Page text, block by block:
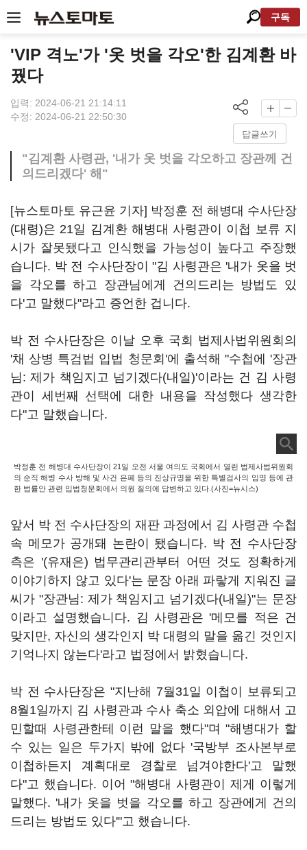
구독
'VIP 격노'가 '옷 벗을 각오'한 김계환 바
꿨다
입력: 2024-06-21 21:14:11
수정: 2024-06-21 22:50:30
답글쓰기
"김계환 사령관, '내가 옷 벗을 각오하고 장관께 건
의드리겠다' 해"
[뉴스토마토 유근윤 기자] 박정훈 전 해병대 수사단장
(대령)은 21일 김계환 해병대 사령관이 이첩 보류 지
시가 잘못됐다고 인식했을 가능성이 높다고 주장했
습니다. 박 전 수사단장이 "김 사령관은 '내가 옷을 벗
을 각오를 하고 장관님에게 건의드리는 방법도 있
다'고 말했다"라고 증언한 겁니다.
박 전 수사단장은 이날 오후 국회 법제사법위원회의
'채 상병 특검법 입법 청문회'에 출석해 "수첩에 '장관
님: 제가 책임지고 넘기겠다(내일)'이라는 건 김 사령
관이 세번째 선택에 대한 내용을 작성했다 생각한
다"고 말했습니다.
박정훈 전 해병대 수사단장이 21일 오전 서울 여의도 국회에서 열린 법제사법위원회
의 순직 해병 수사 방해 및 사건 은폐 등의 진상규명을 위한 특별검사의 임명 등에 관
한 법률안 관련 입법청문회에서 의원 질의에 답변하고 있다.(사진=뉴시스)
앞서 박 전 수사단장의 재판 과정에서 김 사령관 수첩
속 메모가 공개돼 논란이 됐습니다. 박 전 수사단장
측은 '(유재은) 법무관리관부터 어떤 것도 정확하게
이야기하지 않고 있다'는 문장 아래 파랗게 지워진 글
씨가 "장관님: 제가 책임지고 넘기겠다(내일)"는 문장
이라고 설명했습니다. 김 사령관은 '메모를 적은 건
맞지만, 자신의 생각인지 박 대령의 말을 옮긴 것인지
기억나지 않는다'라고 법정에서 밝혔습니다.
박 전 수사단장은 "지난해 7월31일 이첩이 보류되고
8월1일까지 김 사령관과 수사 축소 외압에 대해서 고
민할때 사령관한테 이런 말을 했다"며 "해병대가 할
수 있는 일은 두가지 밖에 없다 '국방부 조사본부로
이첩하든지 계획대로 경찰로 넘겨야한다'고 말했
다"고 했습니다. 이어 "해병대 사령관이 제게 이렇게
말했다. '내가 옷을 벗을 각오를 하고 장관에게 건의
드리는 방법도 있다'"고 했습니다.